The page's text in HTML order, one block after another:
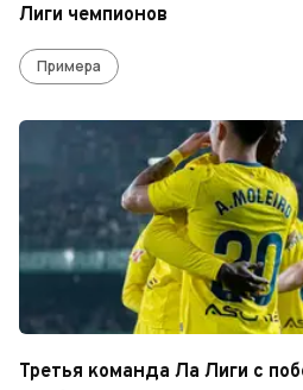
Лиги чемпионов
Примера
Третья команда Ла Лиги с